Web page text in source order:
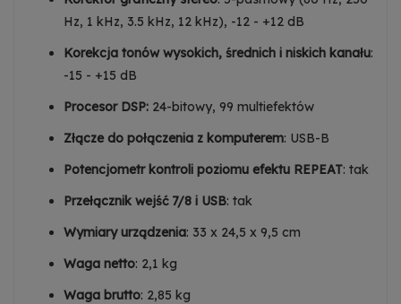
Hz, 1 kHz, 3.5 kHz, 12 kHz), -12 - +12 dB
Korekcja tonów wysokich, średnich i niskich kanału:
-15 - +15 dB
Procesor DSP: 24-bitowy, 99 multiefektów
Złącze do połączenia z komputerem: USB-B
Potencjometr kontroli poziomu efektu REPEAT: tak
Przełącznik wejść 7/8 i USB: tak
Wymiary urządzenia: 33 x 24,5 x 9,5 cm
Waga netto: 2,1 kg
Waga brutto: 2,85 kg